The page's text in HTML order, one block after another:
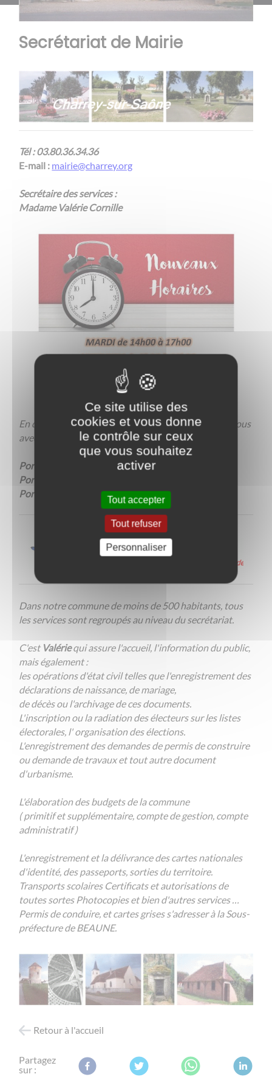
Secrétariat de Mairie
Tél : 03.80.36.34.36
E-mail : mairie@charrey.org
Secrétaire des services :
Madame Valérie Cornille
En dehors des horaires d'ouverture, prenez rendez-vous
avec le Maire ou un Adjoint
Portable Maire : Monsieur Vandenbroucke
Portable 1er Maire-Adjoint : Madame Touchard
Portable 2ème Maire-Adjoint : Monsieur Bruneau
Dans notre commune de moins de 500 habitants, tous
les services sont regroupés au niveau du secrétariat.
C'est Valériequi assure l'accueil, l'information du public,
mais également :
les opérations d'état civil telles que l'enregistrement des
déclarations de naissance, de mariage,
de décès ou l'archivage de ces documents.
L'inscription ou la radiation des électeurs sur les listes
électorales, l' organisation des élections.
L'enregistrement des demandes de permis de construire
ou demande de travaux et tout autre document
d'urbanisme.
L'élaboration des budgets de la commune
( primitif et supplémentaire, compte de gestion, compte
administratif )
L'enregistrement et la délivrance des cartes nationales
d'identité, des passeports, sorties du territoire.
Transports scolaires Certificats et autorisations de
toutes sortes Photocopies et bien d'autres services …
Permis de conduire, et cartes grises s'adresser à la Sous-
préfecture de BEAUNE.
Retour à l'accueil
Partagez
sur :
Ce site utilise des
cookies et vous donne
le contrôle sur ceux
que vous souhaitez
activer
Tout accepter
Tout refuser
Personnaliser